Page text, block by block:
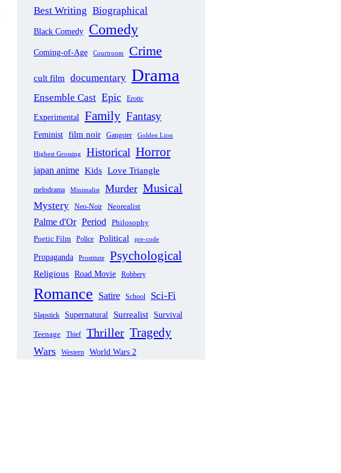
Best Writing Biographical
Black Comedy Comedy
Coming-of-Age Courtroom Crime
cult film documentary Drama
Ensemble Cast Epic Erotic
Experimental Family Fantasy
Feminist film noir Gangster Golden Lion
Highest Grossing Historical Horror
japan anime Kids Love Triangle
melodrama Minimalist Murder Musical
Mystery Neo-Noir Neorealist
Palme d'Or Period
Philosophy
Poetic Film
Police Political pre-code
Propaganda Prostitute Psychological
Religious Road Movie Robbery
Romance Satire School Sci-Fi
Slapstick Supernatural Surrealist Survival
Teenage Thief Thriller Tragedy
Wars Western World Wars 2